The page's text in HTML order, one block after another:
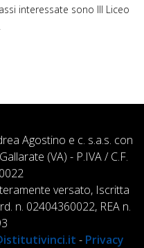
interessate sono III Liceo
Agostino e c. s.a.s. con
(VA) - P.IVA / C.F.
versato, Iscritta
n. 02404360022, REA n.
- Privacy